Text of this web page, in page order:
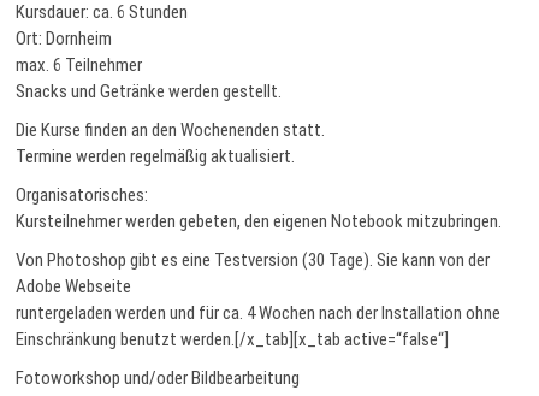
Kursdauer: ca. 6 Stunden
Ort: Dornheim
max. 6 Teilnehmer
Snacks und Getränke werden gestellt.
Die Kurse finden an den Wochenenden statt.
Termine werden regelmäßig aktualisiert.
Organisatorisches:
Kursteilnehmer werden gebeten, den eigenen Notebook mitzubringen.
Von Photoshop gibt es eine Testversion (30 Tage). Sie kann von der
Adobe Webseite
runtergeladen werden und für ca. 4 Wochen nach der Installation ohne
Einschränkung benutzt werden.[/x_tab][x_tab active=“false“]
Fotoworkshop und/oder Bildbearbeitung